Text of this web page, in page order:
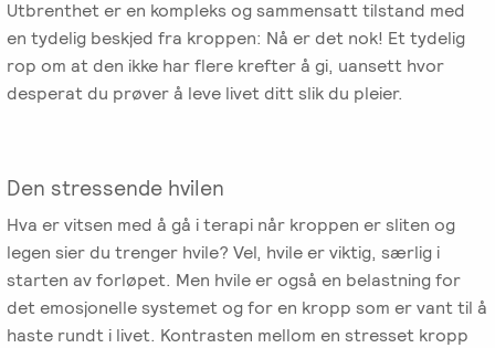
Emosjonsfokusert
foreldrekurs
spørsmål
om
kurs
og
utdanning
Utbrenthet er en kompleks og sammensatt tilstand med
en tydelig beskjed fra kroppen: Nå er det nok! Et tydelig
rop om at den ikke har flere krefter å gi, uansett hvor
desperat du prøver å leve livet ditt slik du pleier.
Den stressende hvilen
Hva er vitsen med å gå i terapi når kroppen er sliten og
legen sier du trenger hvile? Vel, hvile er viktig, særlig i
starten av forløpet. Men hvile er også en belastning for
det emosjonelle systemet og for en kropp som er vant til å
haste rundt i livet. Kontrasten mellom en stresset kropp